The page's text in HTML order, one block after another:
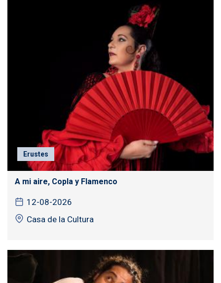
Erustes
A mi aire, Copla y Flamenco
12-08-2026
Casa de la Cultura